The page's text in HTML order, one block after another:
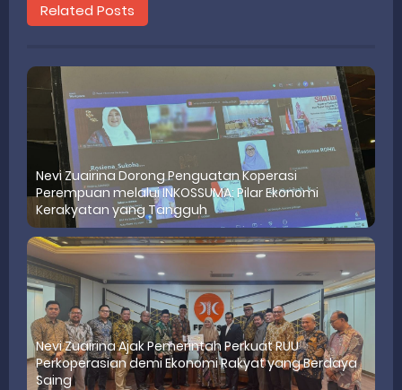
Related Posts
Nevi Zuairina Dorong Penguatan Koperasi
Perempuan melalui INKOSSUMA: Pilar Ekonomi
Kerakyatan yang Tangguh
Nevi Zuairina Ajak Pemerintah Perkuat RUU
Perkoperasian demi Ekonomi Rakyat yang Berdaya
Saing